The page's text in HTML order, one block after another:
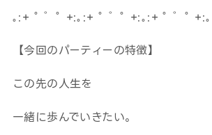
｡:+ ﾟ ゜ﾟ +:｡:+ ﾟ ゜ﾟ +:｡:+ ﾟ ゜ﾟ +:｡
【今回のパーティーの特徴】
この先の人生を
一緒に歩んでいきたい。